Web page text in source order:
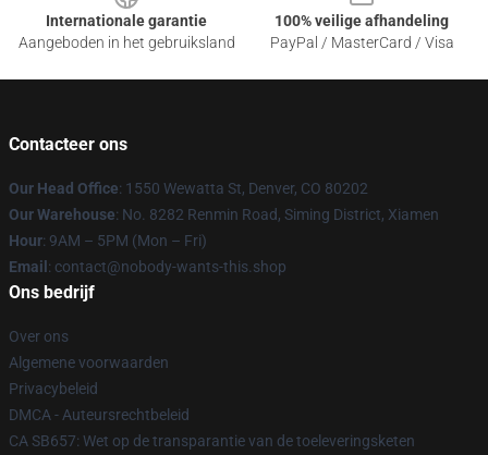
Internationale garantie
Aangeboden in het gebruiksland
100% veilige afhandeling
PayPal / MasterCard / Visa
Contacteer ons
Our Head Office: 1550 Wewatta St, Denver, CO 80202
Our Warehouse: No. 8282 Renmin Road, Siming District, Xiamen
Hour: 9AM – 5PM (Mon – Fri)
Email : contact@nobody-wants-this.shop
Ons bedrijf
Over ons
Algemene voorwaarden
Privacybeleid
DMCA - Auteursrechtbeleid
CA SB657: Wet op de transparantie van de toeleveringsketen